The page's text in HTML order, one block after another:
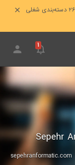
۱
sepehranformatic.com